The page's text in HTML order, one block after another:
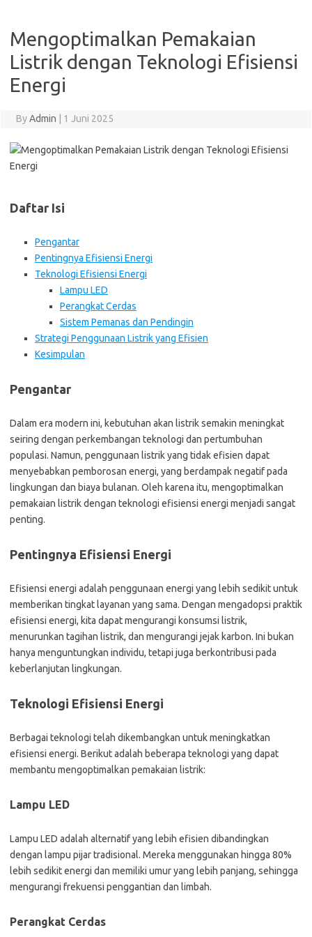
Mengoptimalkan Pemakaian
Listrik dengan Teknologi Efisiensi
Energi
ByAdmin 1 Juni 2025
Daftar Isi
Pengantar
Pentingnya Efisiensi Energi
Teknologi Efisiensi Energi
Lampu LED
Perangkat Cerdas
Sistem Pemanas dan Pendingin
Strategi Penggunaan Listrik yang Efisien
Kesimpulan
Pengantar
Dalam era modern ini, kebutuhan akan listrik semakin meningkat
seiring dengan perkembangan teknologi dan pertumbuhan
populasi. Namun, penggunaan listrik yang tidak efisien dapat
menyebabkan pemborosan energi, yang berdampak negatif pada
lingkungan dan biaya bulanan. Oleh karena itu, mengoptimalkan
pemakaian listrik dengan teknologi efisiensi energi menjadi sangat
penting.
Pentingnya Efisiensi Energi
Efisiensi energi adalah penggunaan energi yang lebih sedikit untuk
memberikan tingkat layanan yang sama. Dengan mengadopsi praktik
efisiensi energi, kita dapat mengurangi konsumsi listrik,
menurunkan tagihan listrik, dan mengurangi jejak karbon. Ini bukan
hanya menguntungkan individu, tetapi juga berkontribusi pada
keberlanjutan lingkungan.
Teknologi Efisiensi Energi
Berbagai teknologi telah dikembangkan untuk meningkatkan
efisiensi energi. Berikut adalah beberapa teknologi yang dapat
membantu mengoptimalkan pemakaian listrik:
Lampu LED
Lampu LED adalah alternatif yang lebih efisien dibandingkan
dengan lampu pijar tradisional. Mereka menggunakan hingga 80%
lebih sedikit energi dan memiliki umur yang lebih panjang, sehingga
mengurangi frekuensi penggantian dan limbah.
Perangkat Cerdas